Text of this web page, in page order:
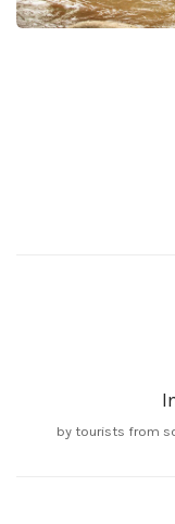
by tourists from